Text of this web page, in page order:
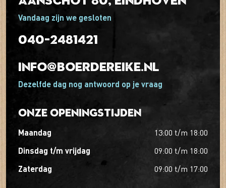
Vandaag zijn we gesloten
040-2481421
info@boerdereike.nl
Dezelfde dag nog antwoord op je vraag
Onze openingstijden
maandag 13:00 t/m 18:00
dinsdag t/m vrijdag 09:00 t/m 18:00
zaterdag 09:00 t/m 17:00